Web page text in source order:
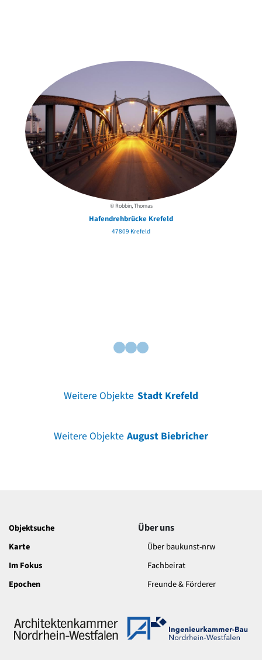
© Robbin, Thomas
Hafendrehbrücke Krefeld
47809 Krefeld
Weitere Objekte Stadt Krefeld
Weitere Objekte August Biebricher
Objektsuche
Karte
Im Fokus
Epochen
Über uns
Über baukunst-nrw
Fachbeirat
Freunde & Förderer